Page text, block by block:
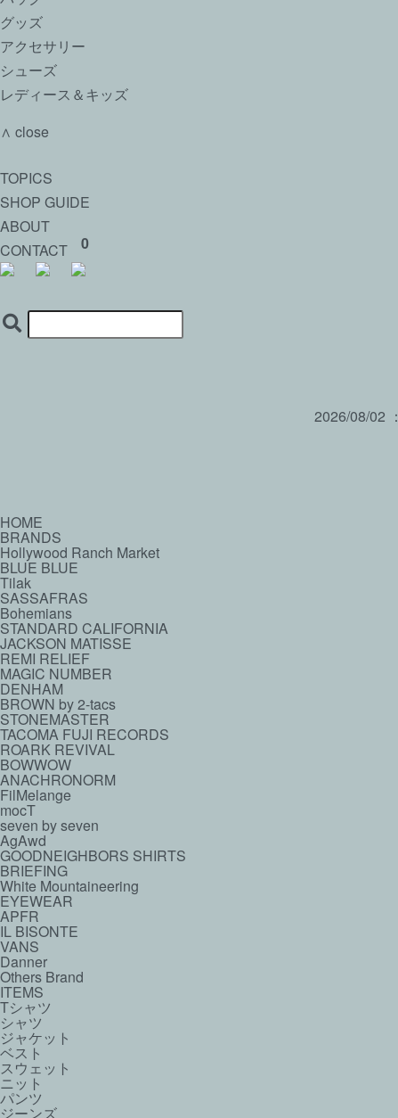
グッズ
アクセサリー
シューズ
レディース＆キッズ
∧ close
TOPICS
SHOP GUIDE
ABOUT
CONTACT
0
2026/08/02 ：
HOME
BRANDS
Hollywood Ranch Market
BLUE BLUE
Tilak
SASSAFRAS
Bohemians
STANDARD CALIFORNIA
JACKSON MATISSE
REMI RELIEF
MAGIC NUMBER
DENHAM
BROWN by 2-tacs
STONEMASTER
TACOMA FUJI RECORDS
ROARK REVIVAL
BOWWOW
ANACHRONORM
FilMelange
mocT
seven by seven
AgAwd
GOODNEIGHBORS SHIRTS
BRIEFING
White Mountaineering
EYEWEAR
APFR
IL BISONTE
VANS
Danner
Others Brand
ITEMS
Tシャツ
シャツ
ジャケット
ベスト
スウェット
ニット
パンツ
ジーンズ